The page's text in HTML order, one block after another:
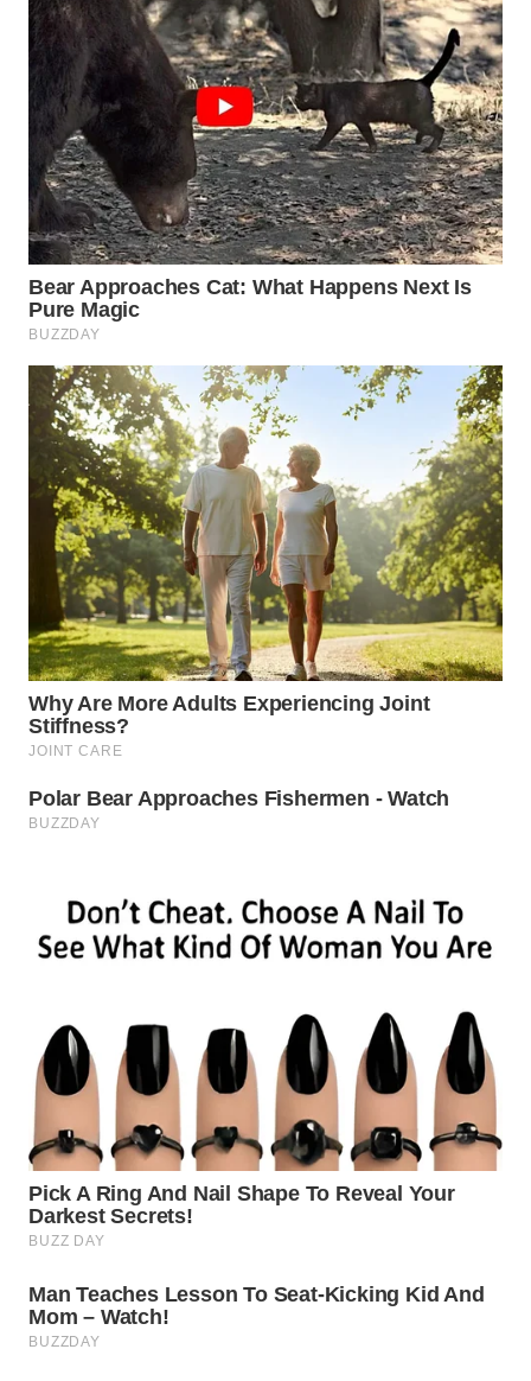
TENGAH
WN DELI
SERDANG
WN
TEBING
TINGGI
WN
PAKPAK
WN
KARAWANG
WN
BEKASI
WN
BOGOR
WN
DEPOK
WN
TAPANULI
WN
PADANG
WN
SUMEDANG
WN
CIANJUR
WN
KEPULAUAN
WN
TANGERANG